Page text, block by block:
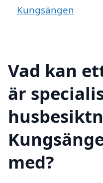
Kungsängen
Vad kan
är
med?